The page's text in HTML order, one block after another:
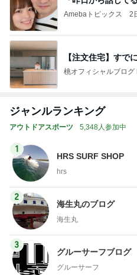
Amebaトピックス 2
【注文住宅】すで
桃オフィシャルブロ
ジャンルランキング
アウトドアスポーツ 5,348人参加中
1
HRS SURF SHOP
hrs
2
海生丸のブログ
海生丸
3
グルーサーフブログ
グルーサーフ